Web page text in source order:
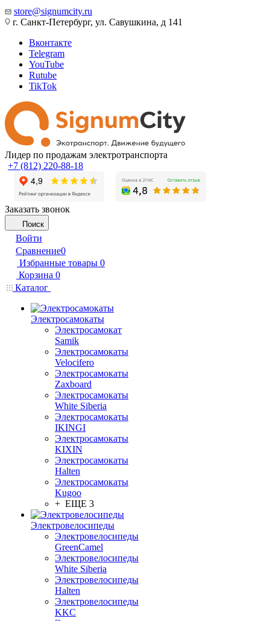
store@signumcity.ru
г. Санкт-Петербург, ул. Савушкина, д 141
Вконтакте
Telegram
YouTube
Rutube
TikTok
Лидер по продажам электротранспорта
+7 (812) 220-88-18
Заказать звонок
Поиск
Войти
Сравнение0
Избранные товары 0
Корзина 0
Каталог
Электросамокаты
Электросамокат
Samik
Электросамокаты
Velocifero
Электросамокаты
Zaxboard
Электросамокаты
White Siberia
Электросамокаты
IKINGI
Электросамокаты
KIXIN
Электросамокаты
Halten
Электросамокаты
Kugoo
+ ЕЩЕ 3
Электровелосипеды
Электровелосипеды
GreenCamel
Электровелосипеды
White Siberia
Электровелосипеды
Halten
Электровелосипеды
KKC